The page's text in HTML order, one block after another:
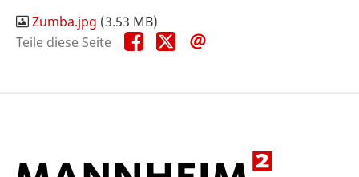
Zumba.jpg (3.53 MB)
Teile diese Seite
Teile
diese
Teile
diese